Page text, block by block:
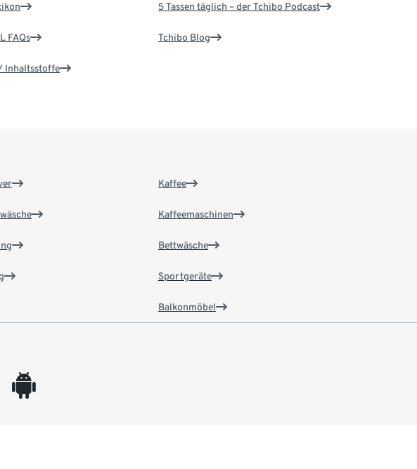
FAQs
Inhaltsstoffe
5 Tassen täglich – der Tchibo Podcast
Tchibo Blog
Kaffee
Kaffeemaschinen
Bettwäsche
Sportgeräte
Balkonmöbel
android